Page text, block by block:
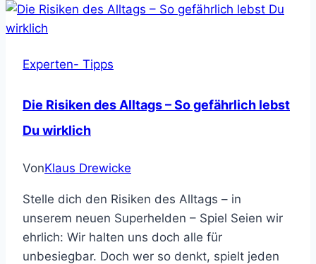
Experten- Tipps
Die Risiken des Alltags – So gefährlich lebst
Du wirklich
VonKlaus Drewicke
Stelle dich den Risiken des Alltags – in
unserem neuen Superhelden – Spiel Seien wir
ehrlich: Wir halten uns doch alle für
unbesiegbar. Doch wer so denkt, spielt jeden